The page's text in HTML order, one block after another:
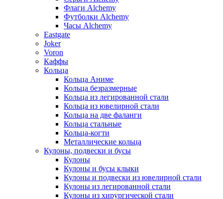
Флаги Alchemy
Футболки Alchemy
Часы Alchemy
Eastgate
Joker
Voron
Каффы
Кольца
Кольца Аниме
Кольца безразмерные
Кольца из легированной стали
Кольца из ювелирной стали
Кольца на две фаланги
Кольца стальные
Кольца-когти
Металлические кольца
Кулоны, подвески и бусы
Кулоны
Кулоны и бусы клыки
Кулоны и подвески из ювелирной стали
Кулоны из легированной стали
Кулоны из хирургической стали